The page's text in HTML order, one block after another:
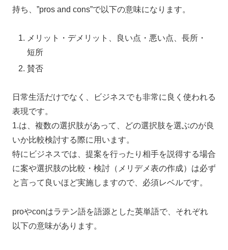
持ち、”pros and cons”で以下の意味になります。
メリット・デメリット、良い点・悪い点、長所・
短所
賛否
日常生活だけでなく、ビジネスでも非常に良く使われる
表現です。
1.は、複数の選択肢があって、どの選択肢を選ぶのが良
いか比較検討する際に用います。
特にビジネスでは、提案を行ったり相手を説得する場合
に案や選択肢の比較・検討（メリデメ表の作成）は必ず
と言って良いほど実施しますので、必須レベルです。
proやconはラテン語を語源とした英単語で、それぞれ
以下の意味があります。